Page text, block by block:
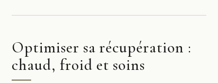
Optimiser sa récupération :
chaud, froid et soins